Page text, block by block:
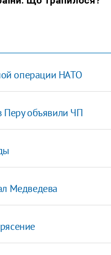
операции НАТО
Перу объявили ЧП
Медведева